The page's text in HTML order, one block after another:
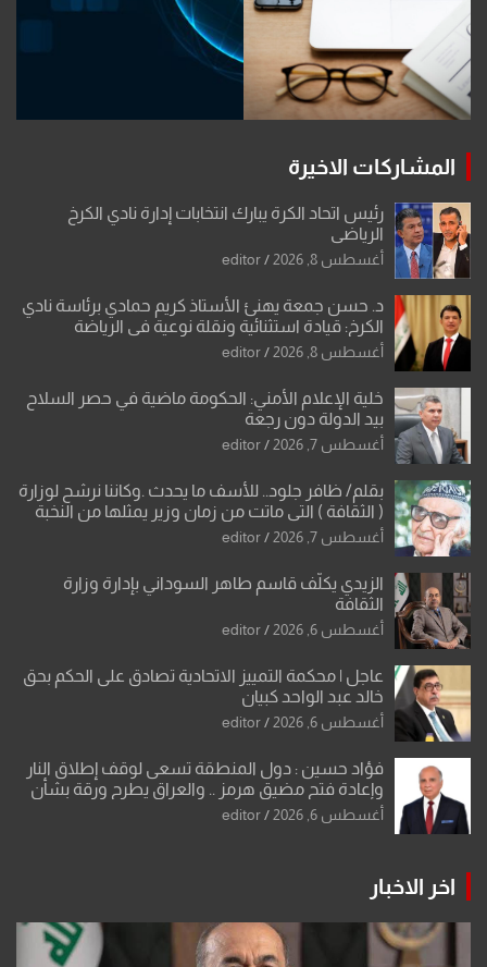
المشاركات الاخيرة
رئيس اتحاد الكرة يبارك انتخابات إدارة نادي الكرخ
الرياضي
أغسطس 8, 2026 editor
د. حسن جمعة يهنئ الأستاذ كريم حمادي برئاسة نادي
الكرخ: قيادة استثنائية ونقلة نوعية في الرياضة
العراقية
أغسطس 8, 2026 editor
خلية الإعلام الأمني: الحكومة ماضية في حصر السلاح
بيد الدولة دون رجعة
أغسطس 7, 2026 editor
بقلم/ ظافر جلود.. للأسف ما يحدث .وكاننا نرشح لوزارة
( الثقافة ) التي ماتت من زمان وزير يمثلها من النخبة
والإرث العظيم للثقافة العراقية..
أغسطس 7, 2026 editor
الزيدي يكلّف قاسم طاهر السوداني بإدارة وزارة
الثقافة
أغسطس 6, 2026 editor
عاجل | محكمة التمييز الاتحادية تصادق على الحكم بحق
خالد عبد الواحد كبيان
أغسطس 6, 2026 editor
فؤاد حسين : دول المنطقة تسعى لوقف إطلاق النار
وإعادة فتح مضيق هرمز .. والعراق يطرح ورقة بشأن
تحولات القدس
أغسطس 6, 2026 editor
اخر الاخبار